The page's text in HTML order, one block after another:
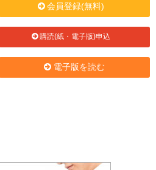
会員登録(無料)
購読(紙・電子版)申込
電子版を読む